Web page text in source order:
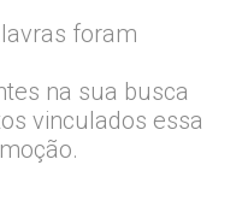
foram
na sua busca
vinculados essa